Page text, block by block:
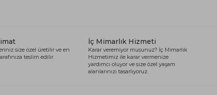
size özel üretilir ve en
teslim edilir.
İç Mimarlık Hizmeti
Karar veremiyor musunuz? İç Mimarlık
Hizmetimiz ile karar vermenize
yardımcı oluyor ve size özel yaşam
alanlarınızı tasarlıyoruz.